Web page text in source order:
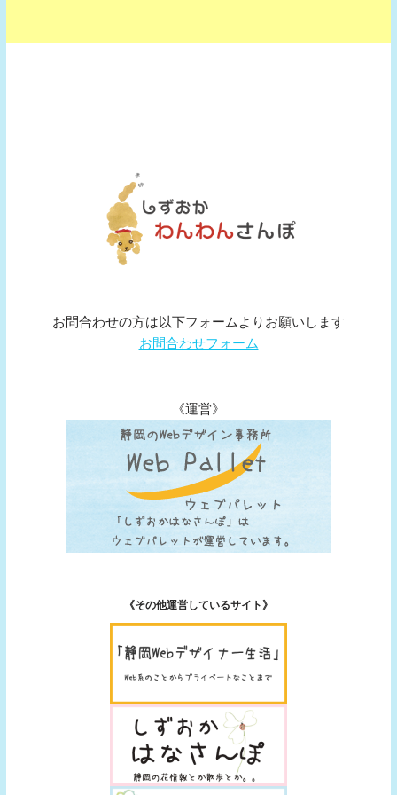
お問合わせの方は以下フォームよりお願いします
お問合わせフォーム
《運営》
《その他運営しているサイト》